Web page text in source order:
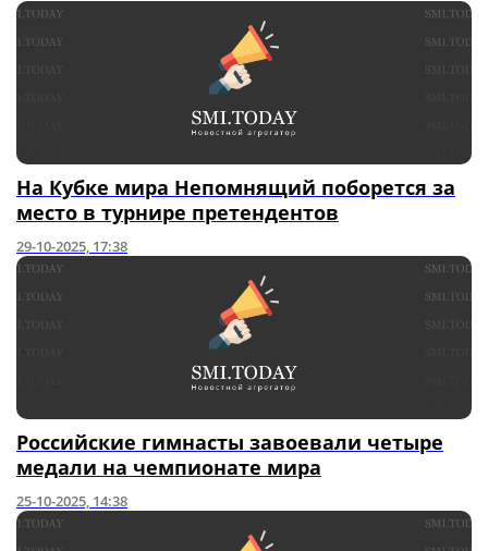
На Кубке мира Непомнящий поборется за
место в турнире претендентов
29-10-2025, 17:38
Российские гимнасты завоевали четыре
медали на чемпионате мира
25-10-2025, 14:38